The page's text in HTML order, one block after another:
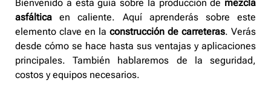
Bienvenido a esta guía sobre la producción de mezcla
asfáltica en caliente. Aquí aprenderás sobre este
elemento clave en la construcción de carreteras. Verás
desde cómo se hace hasta sus ventajas y aplicaciones
principales. También hablaremos de la seguridad,
costos y equipos necesarios.